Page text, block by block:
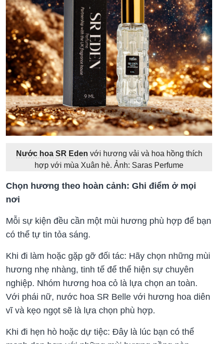
Nước hoa SR Eden với hương vải và hoa hồng thích
hợp với mùa Xuân hè. Ảnh: Saras Perfume
Chọn hương theo hoàn cảnh: Ghi điểm ở mọi
nơi
Mỗi sự kiện đều cần một mùi hương phù hợp để bạn
có thể tự tin tỏa sáng.
Khi đi làm hoặc gặp gỡ đối tác: Hãy chọn những mùi
hương nhẹ nhàng, tinh tế để thể hiện sự chuyên
nghiệp. Nhóm hương hoa cỏ là lựa chọn an toàn.
Với phái nữ, nước hoa SR Belle với hương hoa diên
vĩ và kẹo ngọt sẽ là lựa chọn phù hợp.
Khi đi hẹn hò hoặc dự tiệc: Đây là lúc bạn có thể